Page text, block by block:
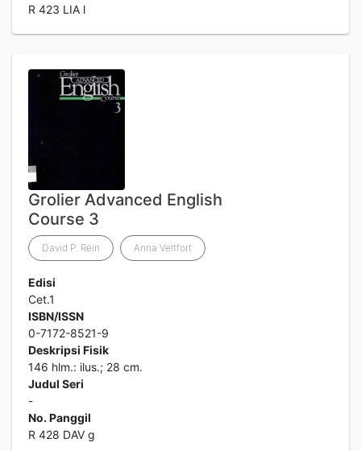
R 423 LIA l
Grolier Advanced English
Course 3
David P. Rein Anna Veltfort
Edisi
Cet.1
ISBN/ISSN
0-7172-8521-9
Deskripsi Fisik
146 hlm.: ilus.; 28 cm.
Judul Seri
-
No. Panggil
R 428 DAV g